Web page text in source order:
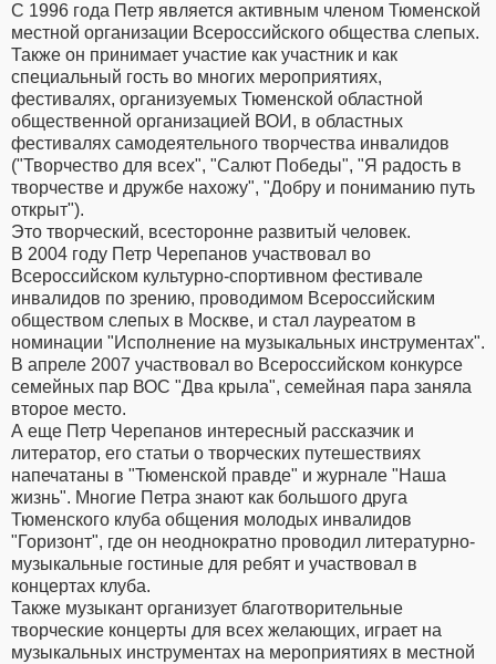
С 1996 года Петр является активным членом Тюменской
местной организации Всероссийского общества слепых.
Также он принимает участие как участник и как
специальный гость во многих мероприятиях,
фестивалях, организуемых Тюменской областной
общественной организацией ВОИ, в областных
фестивалях самодеятельного творчества инвалидов
("Творчество для всех", "Салют Победы", "Я радость в
творчестве и дружбе нахожу", "Добру и пониманию путь
открыт").
Это творческий, всесторонне развитый человек.
В 2004 году Петр Черепанов участвовал во
Всероссийском культурно-спортивном фестивале
инвалидов по зрению, проводимом Всероссийским
обществом слепых в Москве, и стал лауреатом в
номинации "Исполнение на музыкальных инструментах".
В апреле 2007 участвовал во Всероссийском конкурсе
семейных пар ВОС "Два крыла", семейная пара заняла
второе место.
А еще Петр Черепанов интересный рассказчик и
литератор, его статьи о творческих путешествиях
напечатаны в "Тюменской правде" и журнале "Наша
жизнь". Многие Петра знают как большого друга
Тюменского клуба общения молодых инвалидов
"Горизонт", где он неоднократно проводил литературно-
музыкальные гостиные для ребят и участвовал в
концертах клуба.
Также музыкант организует благотворительные
творческие концерты для всех желающих, играет на
музыкальных инструментах на мероприятиях в местной